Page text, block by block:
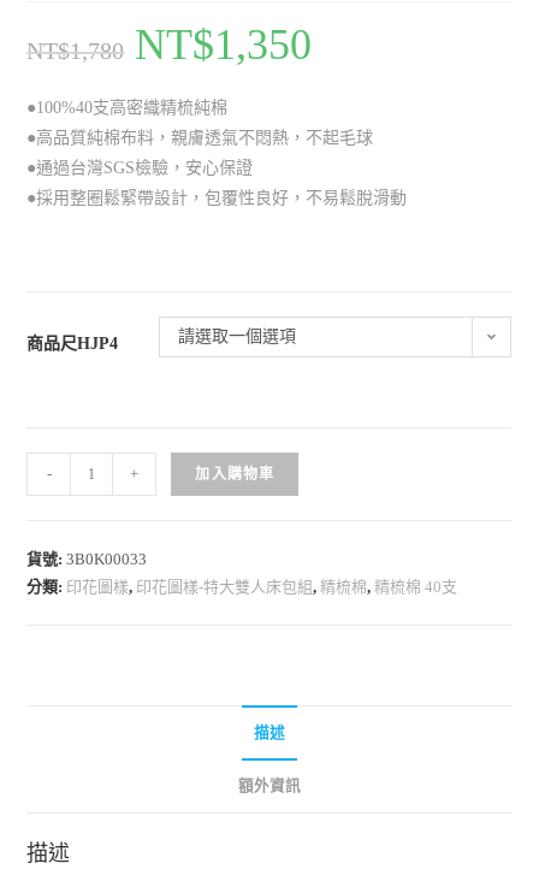
NT$1,780 NT$1,350
●100%40支高密織精梳純棉
●高品質純棉布料，親膚透氣不悶熱，不起毛球
●通過台灣SGS檢驗，安心保證
●採用整圈鬆緊帶設計，包覆性良好，不易鬆脫滑動
商品尺HJP4 請選取一個選項
- + 加入購物車
貨號:3B0K00033
分類: 印花圖樣, 印花圖樣-特大雙人床包組,精梳棉,精梳棉 40支
描述
額外資訊
描述